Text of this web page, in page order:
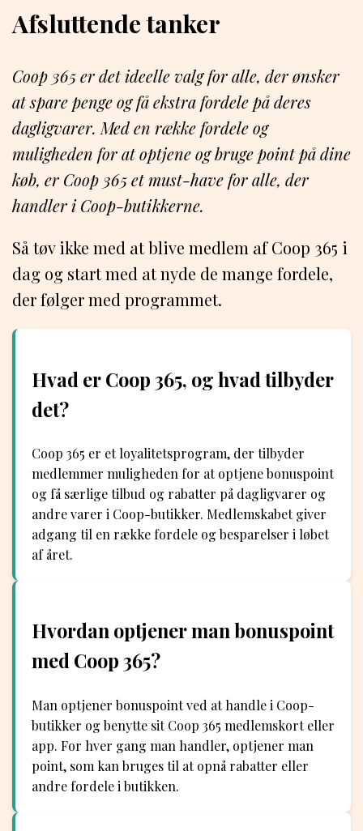
Afsluttende tanker
Coop 365 er det ideelle valg for alle, der ønsker
at spare penge og få ekstra fordele på deres
dagligvarer. Med en række fordele og
muligheden for at optjene og bruge point på dine
køb, er Coop 365 et must-have for alle, der
handler i Coop-butikkerne.
Så tøv ikke med at blive medlem af Coop 365 i
dag og start med at nyde de mange fordele,
der følger med programmet.
Hvad er Coop 365, og hvad tilbyder
det?
Coop 365 er et loyalitetsprogram, der tilbyder
medlemmer muligheden for at optjene bonuspoint
og få særlige tilbud og rabatter på dagligvarer og
andre varer i Coop-butikker. Medlemskabet giver
adgang til en række fordele og besparelser i løbet
af året.
Hvordan optjener man bonuspoint
med Coop 365?
Man optjener bonuspoint ved at handle i Coop-
butikker og benytte sit Coop 365 medlemskort eller
app. For hver gang man handler, optjener man
point, som kan bruges til at opnå rabatter eller
andre fordele i butikken.